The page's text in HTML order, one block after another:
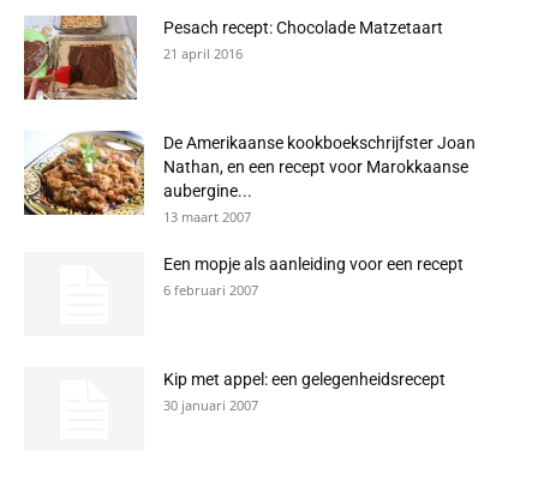
Pesach recept: Chocolade Matzetaart
21 april 2016
De Amerikaanse kookboekschrijfster Joan
Nathan, en een recept voor Marokkaanse
aubergine...
13 maart 2007
Een mopje als aanleiding voor een recept
6 februari 2007
Kip met appel: een gelegenheidsrecept
30 januari 2007